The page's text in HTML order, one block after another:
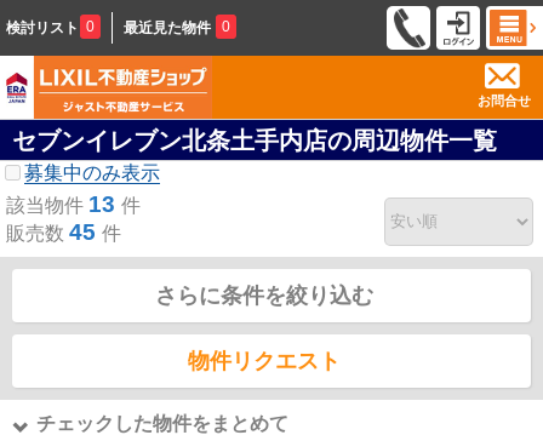
検討リスト 0 最近見た物件 0
お問合せ
セブンイレブン北条土手内店の周辺物件一覧
募集中のみ表示
該当物件 13 件
販売数 45 件
さらに条件を絞り込む
物件リクエスト
チェックした物件をまとめて